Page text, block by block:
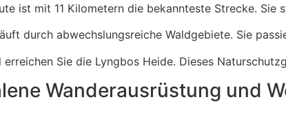
ist mit 11 Kilometern die bekannteste Strecke.
durch abwechslungsreiche Waldgebiete. Sie
erreichen Sie die Lyngbos Heide. Dieses
Wanderausrüstung und